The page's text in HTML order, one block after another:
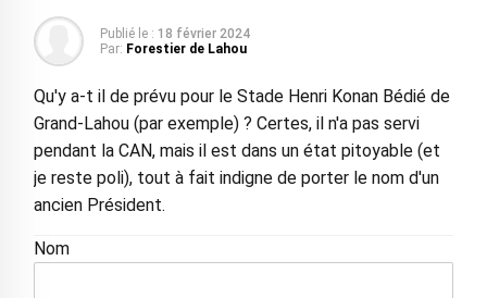
Publié le : 18 février 2024
Par: Forestier de Lahou
Qu'y a-t il de prévu pour le Stade Henri Konan Bédié de
Grand-Lahou (par exemple) ? Certes, il n'a pas servi
pendant la CAN, mais il est dans un état pitoyable (et
je reste poli), tout à fait indigne de porter le nom d'un
ancien Président.
Nom